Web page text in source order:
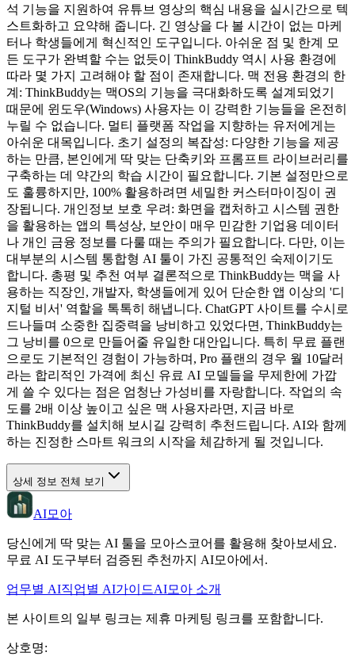
석 기능을 지원하여 유튜브 영상의 핵심 내용을 실시간으로 텍
스트화하고 요약해 줍니다. 긴 영상을 다 볼 시간이 없는 마케
터나 학생들에게 혁신적인 도구입니다. 아쉬운 점 및 한계 모
든 도구가 완벽할 수는 없듯이 ThinkBuddy 역시 사용 환경에
따라 몇 가지 고려해야 할 점이 존재합니다. 맥 전용 환경의 한
계: ThinkBuddy는 맥OS의 기능을 극대화하도록 설계되었기
때문에 윈도우(Windows) 사용자는 이 강력한 기능들을 온전히
누릴 수 없습니다. 멀티 플랫폼 작업을 지향하는 유저에게는
아쉬운 대목입니다. 초기 설정의 복잡성: 다양한 기능을 제공
하는 만큼, 본인에게 딱 맞는 단축키와 프롬프트 라이브러리를
구축하는 데 약간의 학습 시간이 필요합니다. 기본 설정만으로
도 훌륭하지만, 100% 활용하려면 세밀한 커스터마이징이 권
장됩니다. 개인정보 보호 우려: 화면을 캡처하고 시스템 권한
을 활용하는 앱의 특성상, 보안이 매우 민감한 기업용 데이터
나 개인 금융 정보를 다룰 때는 주의가 필요합니다. 다만, 이는
대부분의 시스템 통합형 AI 툴이 가진 공통적인 숙제이기도
합니다. 총평 및 추천 여부 결론적으로 ThinkBuddy는 맥을 사
용하는 직장인, 개발자, 학생들에게 있어 단순한 앱 이상의 '디
지털 비서' 역할을 톡톡히 해냅니다. ChatGPT 사이트를 수시로
드나들며 소중한 집중력을 낭비하고 있었다면, ThinkBuddy는
그 낭비를 0으로 만들어줄 유일한 대안입니다. 특히 무료 플랜
으로도 기본적인 경험이 가능하며, Pro 플랜의 경우 월 10달러
라는 합리적인 가격에 최신 유료 AI 모델들을 무제한에 가깝
게 쓸 수 있다는 점은 엄청난 가성비를 자랑합니다. 작업의 속
도를 2배 이상 높이고 싶은 맥 사용자라면, 지금 바로
ThinkBuddy를 설치해 보시길 강력히 추천드립니다. AI와 함께
하는 진정한 스마트 워크의 시작을 체감하게 될 것입니다.
상세 정보 전체 보기
AI모아
당신에게 딱 맞는 AI 툴을 모아스코어를 활용해 찾아보세요.
무료 AI 도구부터 검증된 추천까지 AI모아에서.
업무별 AI직업별 AI가이드AI모아 소개
본 사이트의 일부 링크는 제휴 마케팅 링크를 포함합니다.
상호명: